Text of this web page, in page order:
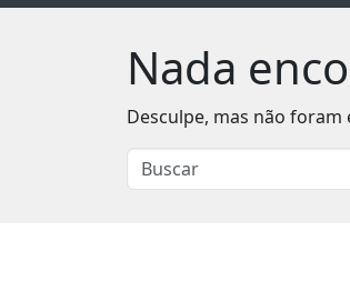
Nada
Desculpe, mas não